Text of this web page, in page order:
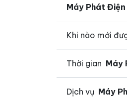
Máy Phát Điện
Khi nào mới
Thời gian Máy
Dịch vụ Máy